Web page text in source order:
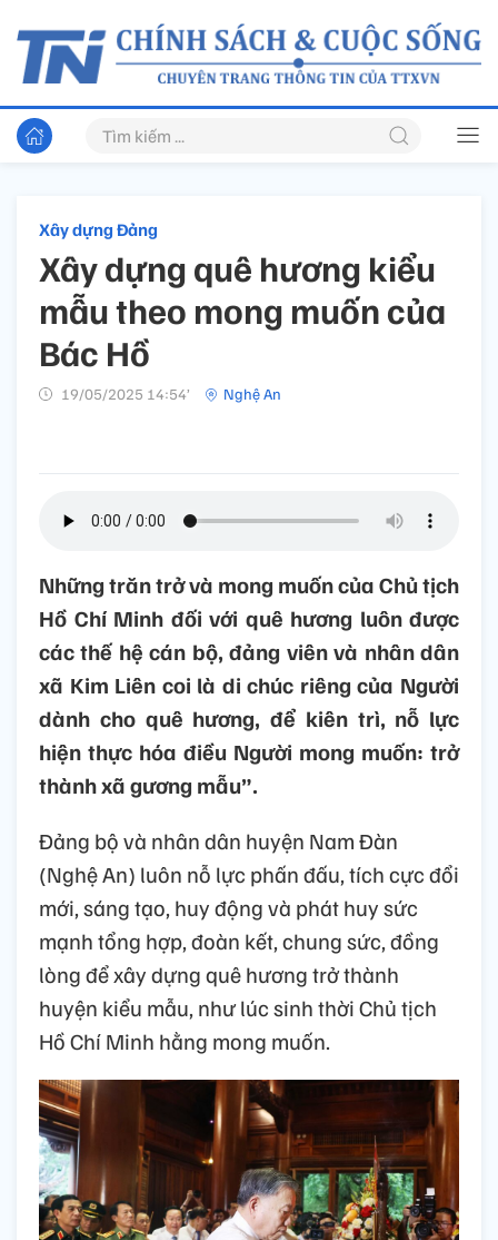
Xây dựng Đảng
Xây dựng quê hương kiểu
mẫu theo mong muốn của
Bác Hồ
19/05/2025 14:54’ Nghệ An
Những trăn trở và mong muốn của Chủ tịch
Hồ Chí Minh đối với quê hương luôn được
các thế hệ cán bộ, đảng viên và nhân dân
xã Kim Liên coi là di chúc riêng của Người
dành cho quê hương, để kiên trì, nỗ lực
hiện thực hóa điều Người mong muốn: trở
thành xã gương mẫu”.
Đảng bộ và nhân dân huyện Nam Đàn
(Nghệ An) luôn nỗ lực phấn đấu, tích cực đổi
mới, sáng tạo, huy động và phát huy sức
mạnh tổng hợp, đoàn kết, chung sức, đồng
lòng để xây dựng quê hương trở thành
huyện kiểu mẫu, như lúc sinh thời Chủ tịch
Hồ Chí Minh hằng mong muốn.